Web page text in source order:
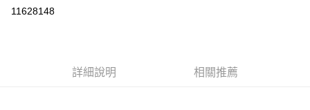
運送方式
11628148
詳細說明 相關推薦